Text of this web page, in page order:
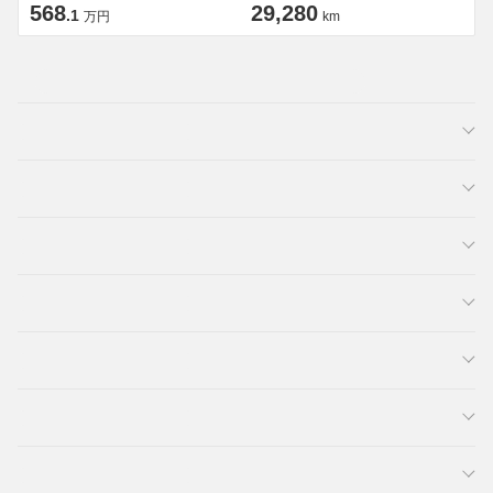
568.1 万円 29,280 km